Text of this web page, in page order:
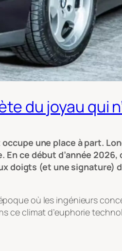
du joyau qui
une place à part.
ce début d’année
doigts (et une signature)
où les ingénieurs
ce climat d’euphorie